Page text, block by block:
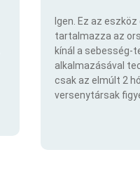
Igen. Ez az
tartalmazza az
kínál a sebesség-
alkalmazásával
csak az elmúlt 2
versenytársak